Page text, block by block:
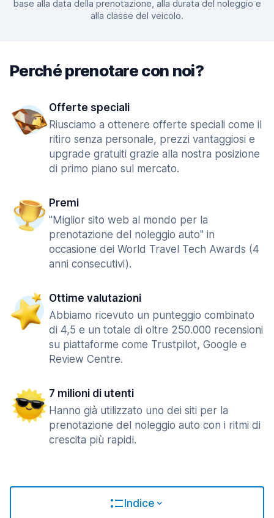
base alla data della prenotazione, alla durata del noleggio e
alla classe del veicolo.
Perché prenotare con noi?
Offerte speciali
Riusciamo a ottenere offerte speciali come il
ritiro senza personale, prezzi vantaggiosi e
upgrade gratuiti grazie alla nostra posizione
di primo piano sul mercato.
Premi
"Miglior sito web al mondo per la
prenotazione del noleggio auto" in
occasione dei World Travel Tech Awards (4
anni consecutivi).
Ottime valutazioni
Abbiamo ricevuto un punteggio combinato
di 4,5 e un totale di oltre 250.000 recensioni
su piattaforme come Trustpilot, Google e
Review Centre.
7 milioni di utenti
Hanno già utilizzato uno dei siti per la
prenotazione del noleggio auto con i ritmi di
crescita più rapidi.
Indice